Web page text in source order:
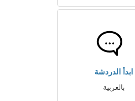
ابدأ الدردشة
بالعربية